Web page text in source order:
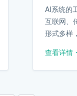
AI系统的
互联网、
形式多样
查看详情